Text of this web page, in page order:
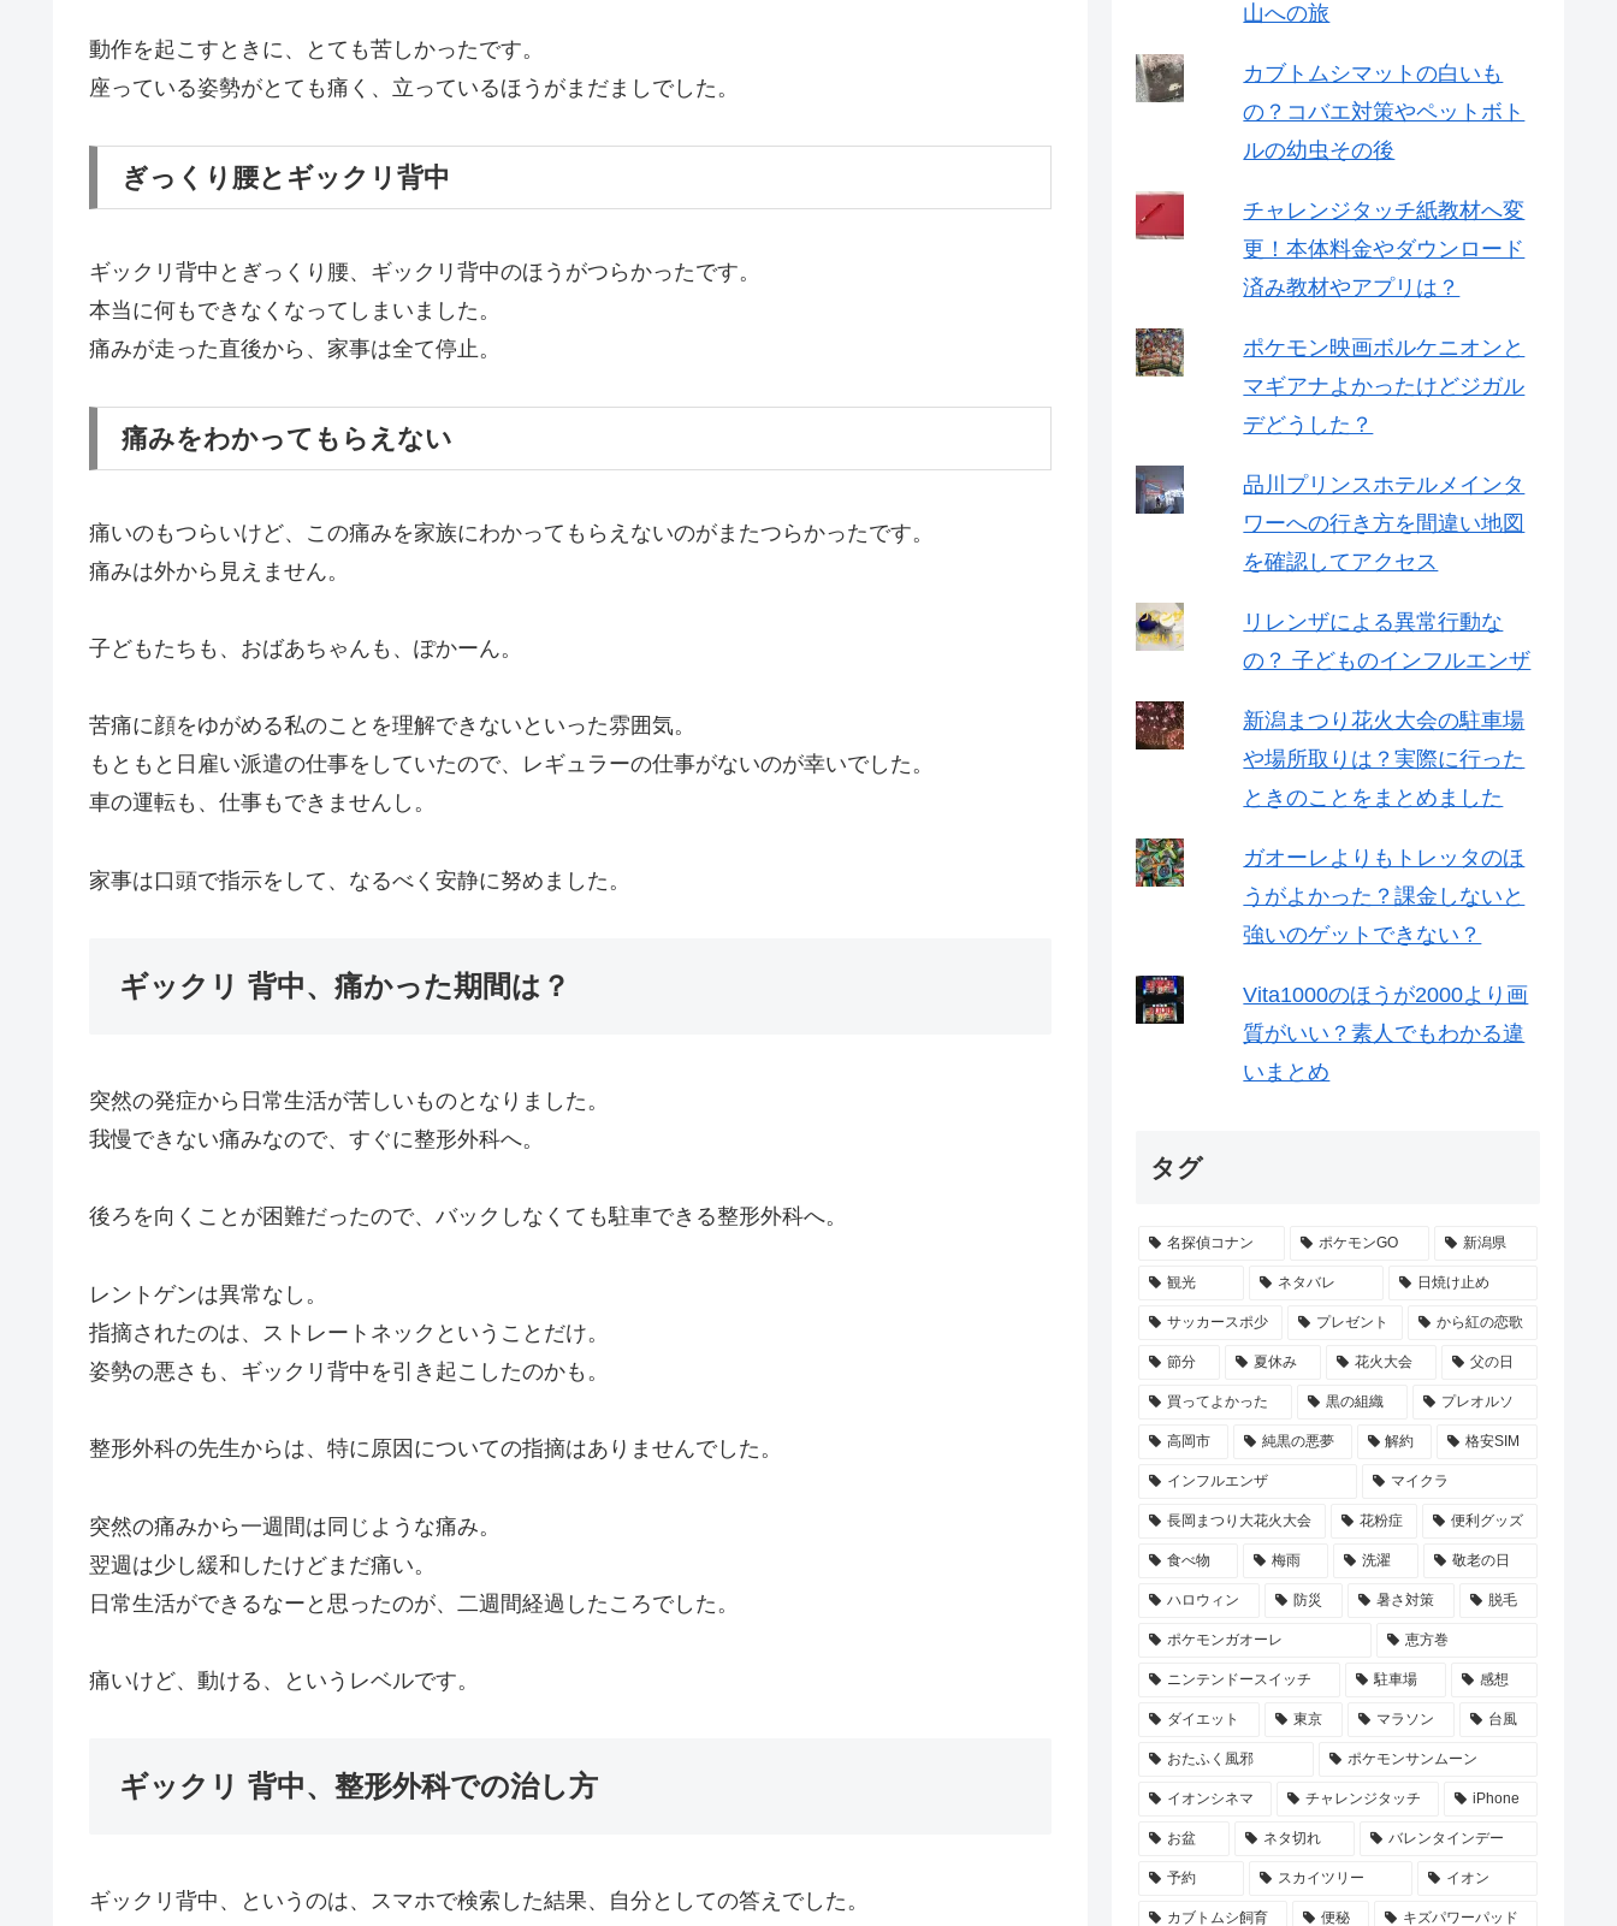
動作を起こすときに、とても苦しかったです。
座っている姿勢がとても痛く、立っているほうがまだましでした。
ぎっくり腰とギックリ背中
ギックリ背中とぎっくり腰、ギックリ背中のほうがつらかったです。
本当に何もできなくなってしまいました。
痛みが走った直後から、家事は全て停止。
痛みをわかってもらえない
痛いのもつらいけど、この痛みを家族にわかってもらえないのがまたつらかったです。
痛みは外から見えません。
子どもたちも、おばあちゃんも、ぽかーん。
苦痛に顔をゆがめる私のことを理解できないといった雰囲気。
もともと日雇い派遣の仕事をしていたので、レギュラーの仕事がないのが幸いでした。
車の運転も、仕事もできませんし。
家事は口頭で指示をして、なるべく安静に努めました。
ギックリ 背中、痛かった期間は？
突然の発症から日常生活が苦しいものとなりました。
我慢できない痛みなので、すぐに整形外科へ。
後ろを向くことが困難だったので、バックしなくても駐車できる整形外科へ。
レントゲンは異常なし。
指摘されたのは、ストレートネックということだけ。
姿勢の悪さも、ギックリ背中を引き起こしたのかも。
整形外科の先生からは、特に原因についての指摘はありませんでした。
突然の痛みから一週間は同じような痛み。
翌週は少し緩和したけどまだ痛い。
日常生活ができるなーと思ったのが、二週間経過したころでした。
痛いけど、動ける、というレベルです。
ギックリ 背中、整形外科での治し方
ギックリ背中、というのは、スマホで検索した結果、自分としての答えでした。
山への旅
カブトムシマットの白いも
の？コバエ対策やペットボト
ルの幼虫その後
チャレンジタッチ紙教材へ変
更！本体料金やダウンロード
済み教材やアプリは？
ポケモン映画ボルケニオンと
マギアナよかったけどジガル
デどうした？
品川プリンスホテルメインタ
ワーへの行き方を間違い地図
を確認してアクセス
リレンザによる異常行動な
の？ 子どものインフルエンザ
新潟まつり花火大会の駐車場
や場所取りは？実際に行った
ときのことをまとめました
ガオーレよりもトレッタのほ
うがよかった？課金しないと
強いのゲットできない？
Vita1000のほうが2000より画
質がいい？素人でもわかる違
いまとめ
タグ
名探偵コナン ポケモンGO 新潟県
観光 ネタバレ 日焼け止め
サッカースポ少 プレゼント から紅の恋歌
節分 夏休み 花火大会 父の日
買ってよかった 黒の組織 プレオルソ
高岡市 純黒の悪夢 解約 格安SIM
インフルエンザ マイクラ
長岡まつり大花火大会 花粉症 便利グッズ
食べ物 梅雨 洗濯 敬老の日
ハロウィン 防災 暑さ対策 脱毛
ポケモンガオーレ 恵方巻
ニンテンドースイッチ 駐車場 感想
ダイエット 東京 マラソン 台風
おたふく風邪 ポケモンサンムーン
イオンシネマ チャレンジタッチ iPhone
お盆 ネタ切れ バレンタインデー
予約 スカイツリー イオン
カブトムシ飼育 便秘 キズパワーパッド